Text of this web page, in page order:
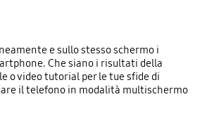
e sullo stesso schermo i
Che siano i risultati della
o video tutorial per le tue sfide di
il telefono in modalità multischermo